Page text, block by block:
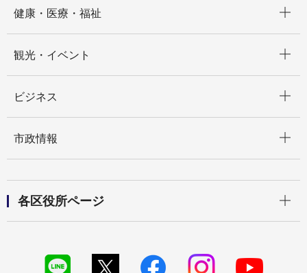
健康・医療・福祉
観光・イベント
ビジネス
市政情報
各区役所ページ